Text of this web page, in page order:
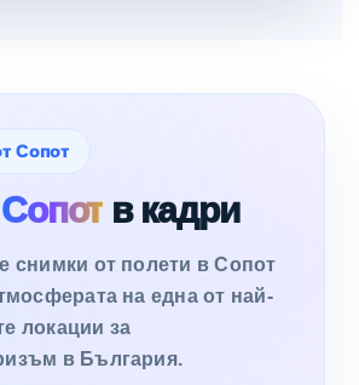
Сопот
Сопот в кадри
снимки от полети в Сопот
на една от най-
локации за
в България.